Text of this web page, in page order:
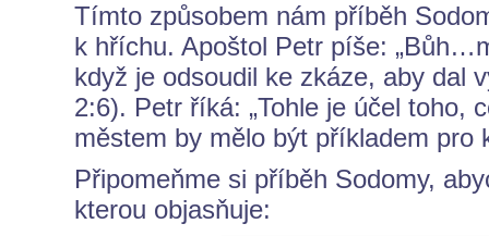
Tímto způsobem nám příběh
k hříchu. Apoštol Petr píše:
když je odsoudil ke zkáze, aby dal
2:6). Petr říká: „Tohle je účel toho,
městem by mělo být příkladem pro
Připomeňme si příběh Sodomy,
kterou objasňuje: